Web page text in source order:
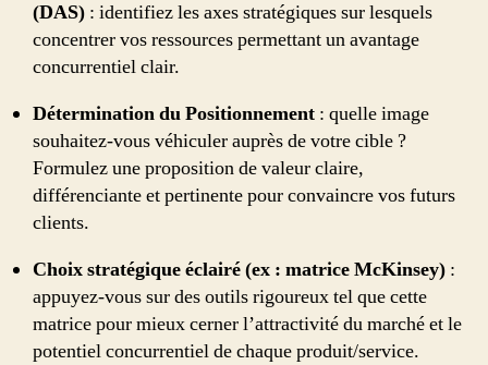
(DAS) : identifiez les axes stratégiques sur lesquels
concentrer vos ressources permettant un avantage
concurrentiel clair.
Détermination du Positionnement : quelle image
souhaitez-vous véhiculer auprès de votre cible ?
Formulez une proposition de valeur claire,
différenciante et pertinente pour convaincre vos futurs
clients.
Choix stratégique éclairé (ex : matrice McKinsey) :
appuyez-vous sur des outils rigoureux tel que cette
matrice pour mieux cerner l’attractivité du marché et le
potentiel concurrentiel de chaque produit/service.